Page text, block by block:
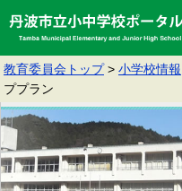
教育委員会トップ > 小学校情報
ププラン